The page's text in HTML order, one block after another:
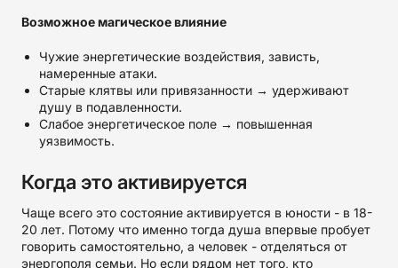
Возможное магическое влияние
Чужие энергетические воздействия, зависть,
намеренные атаки.
Старые клятвы или привязанности → удерживают
душу в подавленности.
Слабое энергетическое поле → повышенная
уязвимость.
Когда это активируется
Чаще всего это состояние активируется в юности - в 18-
20 лет. Потому что именно тогда душа впервые пробует
говорить самостоятельно, а человек - отделяться от
энергополя семьи. Но если рядом нет того, кто